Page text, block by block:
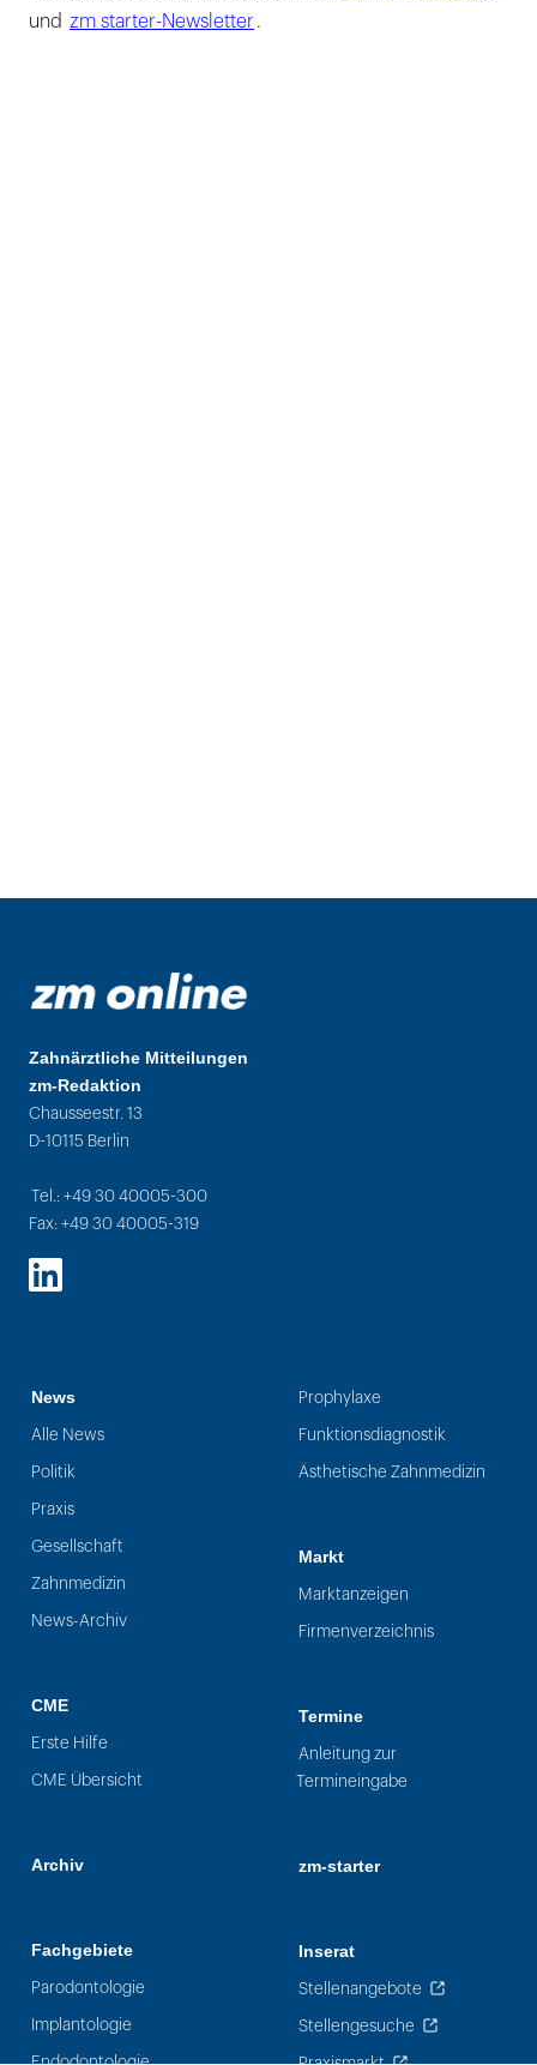
und zm starter-Newsletter .
Zahnärztliche Mitteilungen
zm-Redaktion
Chausseestr. 13
D-10115 Berlin
Tel.: +49 30 40005-300
Fax: +49 30 40005-319
LinkedIn
News
Alle News
Politik
Praxis
Gesellschaft
Zahnmedizin
News-Archiv
CME
Erste Hilfe
CME Übersicht
Archiv
Fachgebiete
Parodontologie
Implantologie
Prophylaxe
Funktionsdiagnostik
Ästhetische Zahnmedizin
Markt
Marktanzeigen
Firmenverzeichnis
Termine
Anleitung zur
Termineingabe
zm-starter
Inserat
Stellenangebote
Stellengesuche